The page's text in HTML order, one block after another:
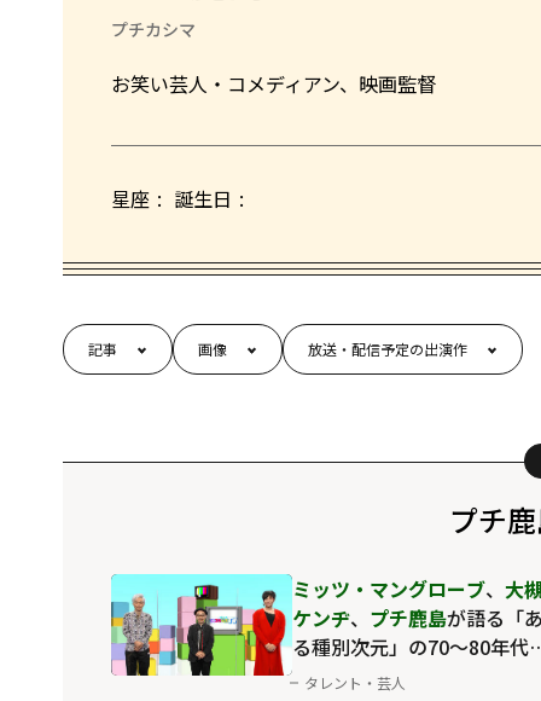
プチカシマ
お笑い芸人・コメディアン、映画監督
星座 誕生日
記事 画像 放送・配信予定の出演作
プチ
ミッツ・マングローブ、 大
ケンヂ、 プチ鹿島が語る「
る種別次元」の70～80年代
イドル
タレント・芸人